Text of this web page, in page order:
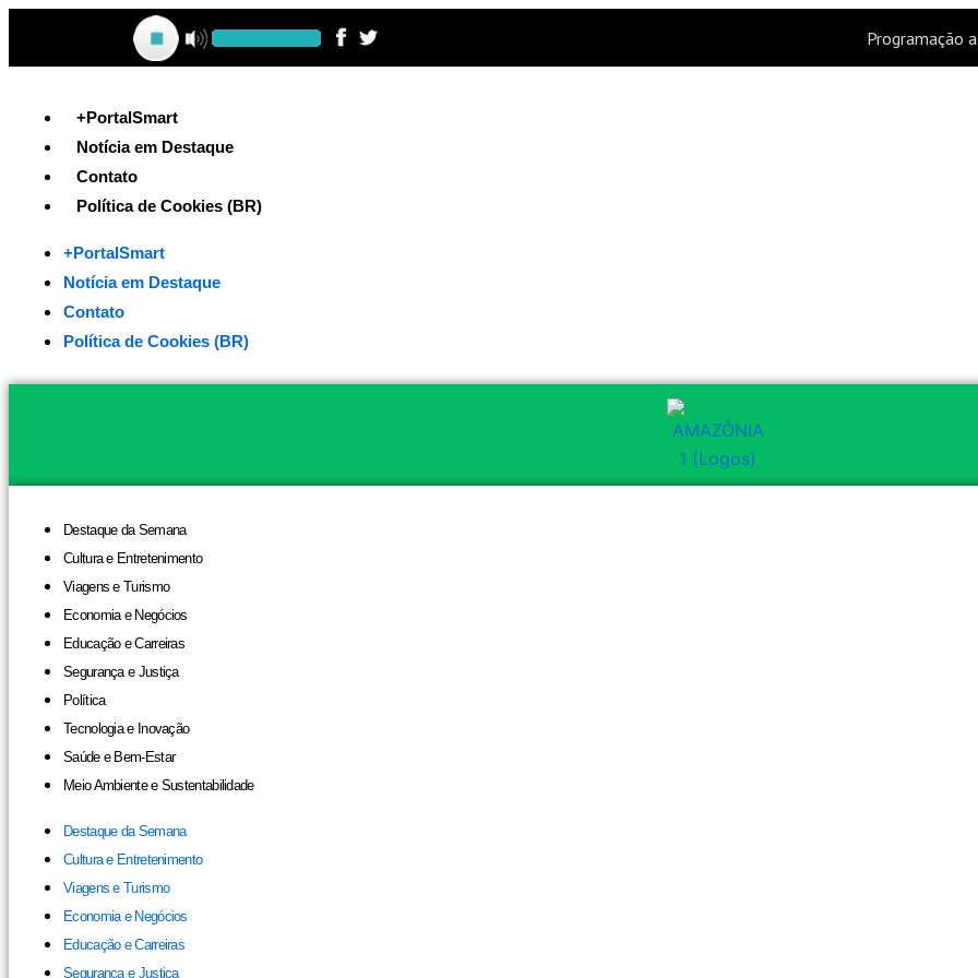
Ir
o
+PortalSmart
Notícia em Destaque
Contato
Política de Cookies (BR)
+PortalSmart
Notícia em Destaque
Contato
Política de Cookies (BR)
Destaque da Semana
Cultura e Entretenimento
Viagens e Turismo
Economia e Negócios
Educação e Carreiras
Segurança e Justiça
Política
Tecnologia e Inovação
Saúde e Bem-Estar
Meio Ambiente e Sustentabilidade
Destaque da Semana
Cultura e Entretenimento
Viagens e Turismo
Economia e Negócios
Educação e Carreiras
Segurança e Justiça